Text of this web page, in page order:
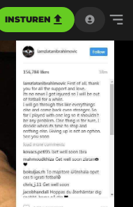
INSTUREN